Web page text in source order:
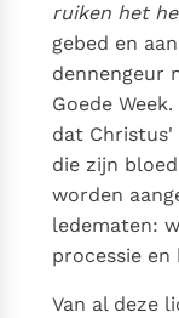
ruiken het
gebed en
dennengeur
Goede Week.
dat Christus'
die zijn
worden
ledematen:
processie en
Van al deze